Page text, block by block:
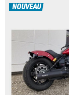
NOUVEAU